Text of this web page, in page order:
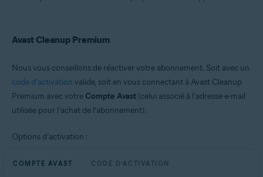
Avast Cleanup Premium
Nous vous conseillons de réactiver votre abonnement. Soit avec un
code d’activation valide, soit en vous connectant à Avast Cleanup
Premium avec votre Compte Avast (celui associé à l’adresse e-mail
utilisée pour l’achat de l’abonnement).
Options d’activation :
COMPTE AVAST CODE D’ACTIVATION